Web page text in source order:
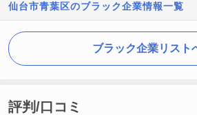
仙台市青葉区のブラック企業情報一覧
ブラック企業リスト
評判/口コミ